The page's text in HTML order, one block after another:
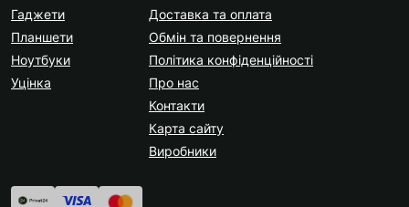
Гаджети
Планшети
Ноутбуки
Уцінка
Доставка та оплата
Обмін та повернення
Політика конфіденційності
Про нас
Контакти
Карта сайту
Виробники